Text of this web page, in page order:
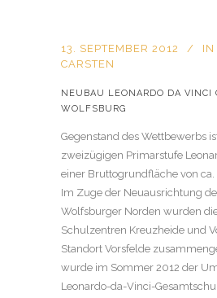
13. SEPTEMBER 2012 IN
CARSTEN
NEUBAU LEONARDO DA VINCI
WOLFSBURG
Gegenstand des Wettbewerbs
zweizügigen Primarstufe
einer Bruttogrundfläche von ca.
Im Zuge der Neuausrichtung
Wolfsburger Norden wurden
Schulzentren Kreuzheide und
Standort Vorsfelde
wurde im Sommer 2012 der
Leonardo-da-Vinci-